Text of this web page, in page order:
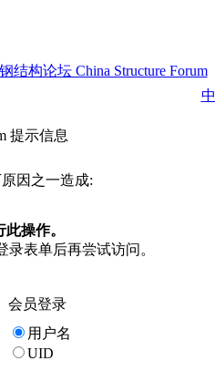
提示信息
因之一造成:
操作。
表单后再尝试访问。
会员登录
用户名
UID